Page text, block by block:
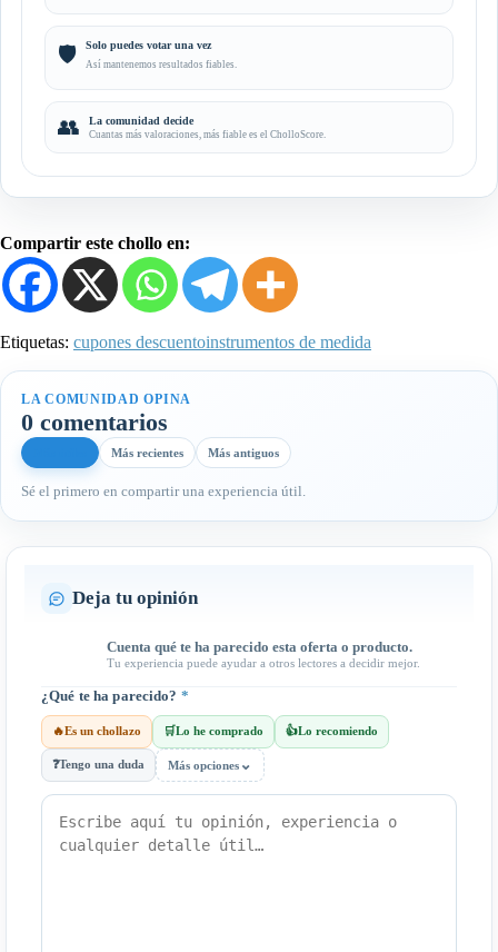
🛡️ Solo puedes votar una vez
Así mantenemos resultados fiables.
👥 La comunidad decide
Cuantas más valoraciones, más fiable es el CholloScore.
Compartir este chollo en:
Etiquetas: cupones descuentoinstrumentos de medida
LA COMUNIDAD OPINA
0 comentarios
Más recientes Más antiguos
Sé el primero en compartir una experiencia útil.
Deja tu opinión
Cuenta qué te ha parecido esta oferta o producto.
Tu experiencia puede ayudar a otros lectores a decidir mejor.
¿Qué te ha parecido? *
🔥Es un chollazo 🛒Lo he comprado 👍Lo recomiendo
❓Tengo una duda Más opciones ⌄